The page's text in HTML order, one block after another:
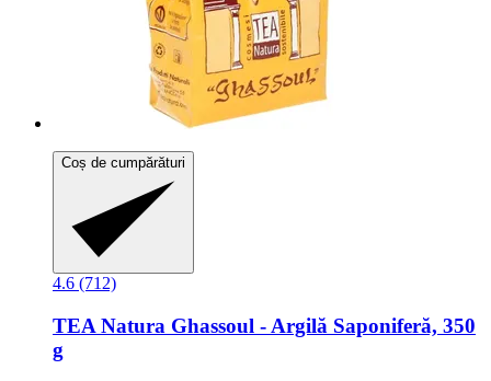
Coș de cumpărături
4.6 (712)
TEA Natura Ghassoul -​ Argilă Saponiferă, 350
g